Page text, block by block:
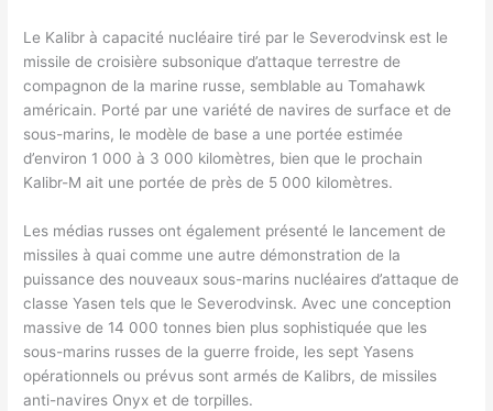
Le Kalibr à capacité nucléaire tiré par le Severodvinsk est le
missile de croisière subsonique d’attaque terrestre de
compagnon de la marine russe, semblable au Tomahawk
américain. Porté par une variété de navires de surface et de
sous-marins, le modèle de base a une portée estimée
d’environ 1 000 à 3 000 kilomètres, bien que le prochain
Kalibr-M ait une portée de près de 5 000 kilomètres.
Les médias russes ont également présenté le lancement de
missiles à quai comme une autre démonstration de la
puissance des nouveaux sous-marins nucléaires d’attaque de
classe Yasen tels que le Severodvinsk. Avec une conception
massive de 14 000 tonnes bien plus sophistiquée que les
sous-marins russes de la guerre froide, les sept Yasens
opérationnels ou prévus sont armés de Kalibrs, de missiles
anti-navires Onyx et de torpilles.